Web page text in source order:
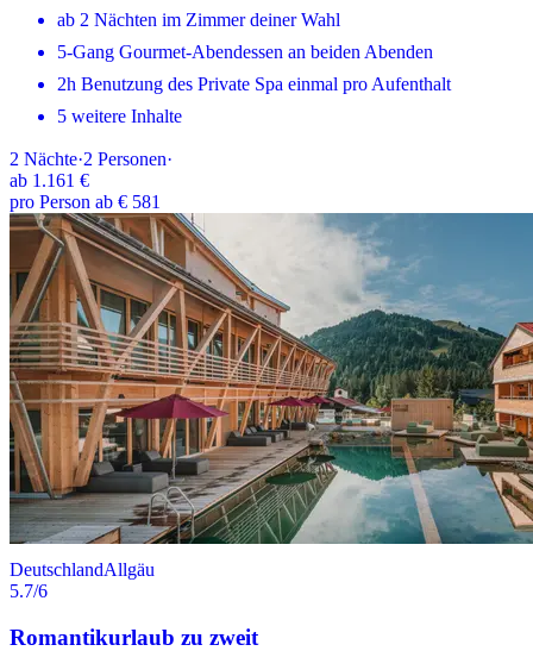
ab 2 Nächten im Zimmer deiner Wahl
5-Gang Gourmet-Abendessen an beiden Abenden
2h Benutzung des Private Spa einmal pro Aufenthalt
5 weitere Inhalte
2 Nächte·2 Personen·
ab 1.161 €
pro Person ab € 581
DeutschlandAllgäu
5.7/6
Romantikurlaub zu zweit